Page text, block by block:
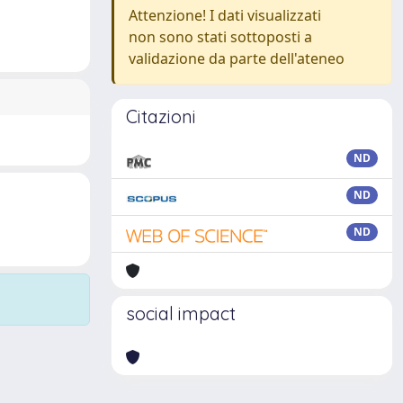
Attenzione! I dati visualizzati
non sono stati sottoposti a
validazione da parte dell'ateneo
Citazioni
ND
ND
ND
social impact